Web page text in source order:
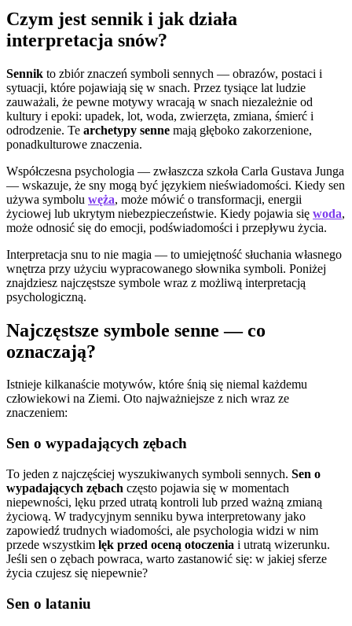
Czym jest sennik i jak działa
interpretacja snów?
Sennik to zbiór znaczeń symboli sennych — obrazów, postaci i
sytuacji, które pojawiają się w snach. Przez tysiące lat ludzie
zauważali, że pewne motywy wracają w snach niezależnie od
kultury i epoki: upadek, lot, woda, zwierzęta, zmiana, śmierć i
odrodzenie. Te archetypy senne mają głęboko zakorzenione,
ponadkulturowe znaczenia.
Współczesna psychologia — zwłaszcza szkoła Carla Gustava Junga
— wskazuje, że sny mogą być językiem nieświadomości. Kiedy sen
używa symbolu węża, może mówić o transformacji, energii
życiowej lub ukrytym niebezpieczeństwie. Kiedy pojawia się woda,
może odnosić się do emocji, podświadomości i przepływu życia.
Interpretacja snu to nie magia — to umiejętność słuchania własnego
wnętrza przy użyciu wypracowanego słownika symboli. Poniżej
znajdziesz najczęstsze symbole wraz z możliwą interpretacją
psychologiczną.
Najczęstsze symbole senne — co
oznaczają?
Istnieje kilkanaście motywów, które śnią się niemal każdemu
człowiekowi na Ziemi. Oto najważniejsze z nich wraz ze
znaczeniem:
Sen o wypadających zębach
To jeden z najczęściej wyszukiwanych symboli sennych. Sen o
wypadających zębach często pojawia się w momentach
niepewności, lęku przed utratą kontroli lub przed ważną zmianą
życiową. W tradycyjnym senniku bywa interpretowany jako
zapowiedź trudnych wiadomości, ale psychologia widzi w nim
przede wszystkim lęk przed oceną otoczenia i utratą wizerunku.
Jeśli sen o zębach powraca, warto zastanowić się: w jakiej sferze
życia czujesz się niepewnie?
Sen o lataniu